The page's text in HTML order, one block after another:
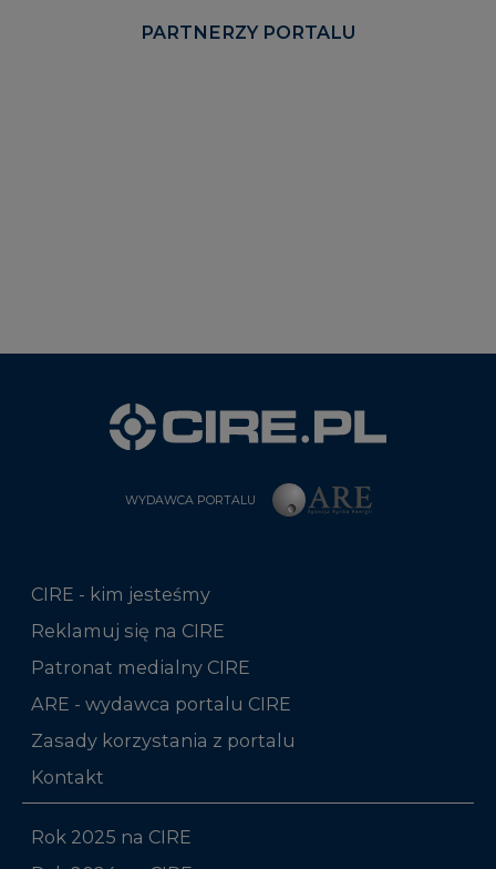
PARTNERZY PORTALU
WYDAWCA PORTALU
CIRE - kim jesteśmy
Reklamuj się na CIRE
Patronat medialny CIRE
ARE - wydawca portalu CIRE
Zasady korzystania z portalu
Kontakt
Rok 2025 na CIRE